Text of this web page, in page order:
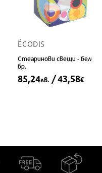
ÉCODIS
Стеаринови свещи - бели,
бр.
85,24лв. / 43,58€